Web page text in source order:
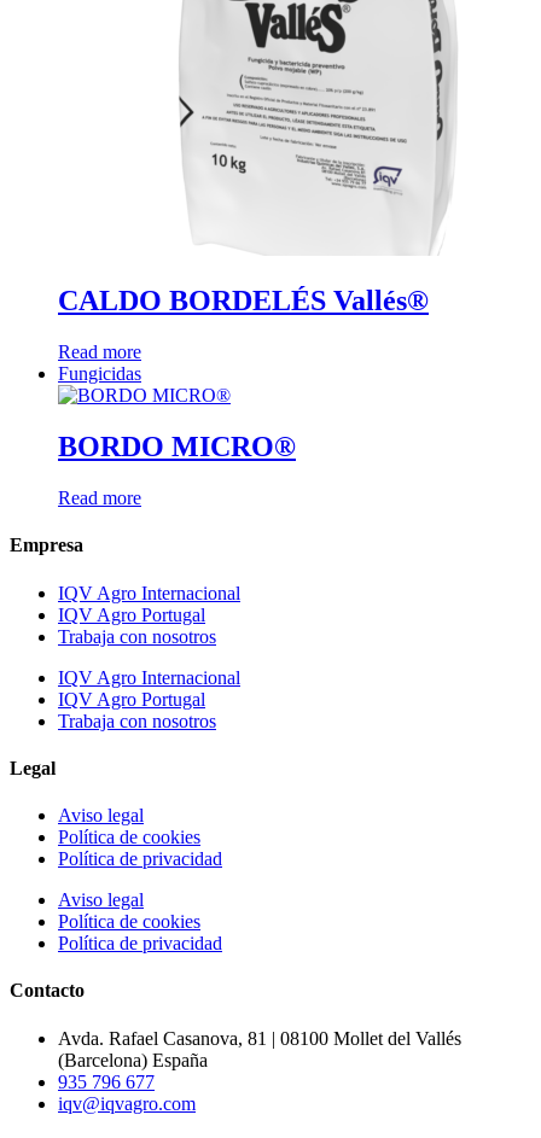
CALDO BORDELÉS Vallés®
Read more
Fungicidas
BORDO MICRO®
Read more
Empresa
IQV Agro Internacional
IQV Agro Portugal
Trabaja con nosotros
IQV Agro Internacional
IQV Agro Portugal
Trabaja con nosotros
Legal
Aviso legal
Política de cookies
Política de privacidad
Aviso legal
Política de cookies
Política de privacidad
Contacto
Avda. Rafael Casanova, 81 | 08100 Mollet del Vallés
(Barcelona) España
935 796 677
iqv@iqvagro.com